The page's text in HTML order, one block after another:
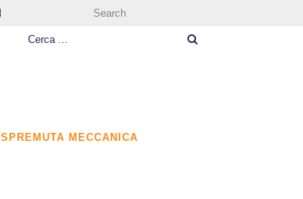
Search
SPREMUTA MECCANICA